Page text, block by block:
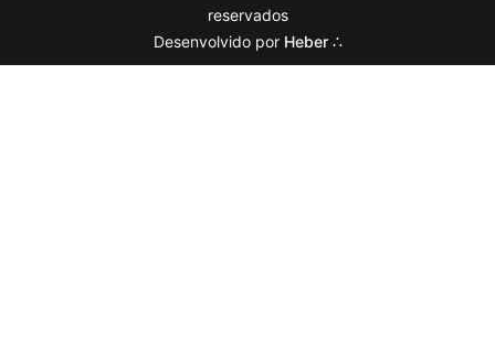
reservados
Desenvolvido por Heber ∴